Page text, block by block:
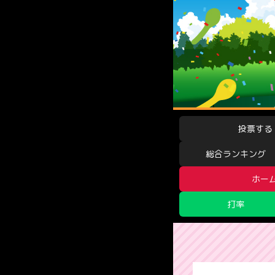
投票する
総合ランキング
ホー
打率